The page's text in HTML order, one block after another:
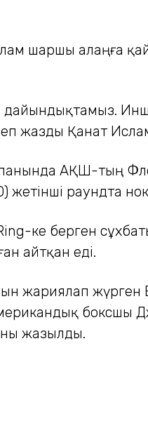
шаршы алаңға
дайындықтамыз.
жазды Қанат
АҚШ-тың
раундта
ке берген
айтқан еді.
жариялап жүрген
боксшы
жазылды.